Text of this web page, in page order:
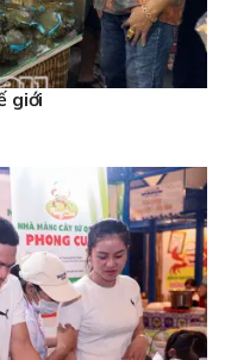
giới